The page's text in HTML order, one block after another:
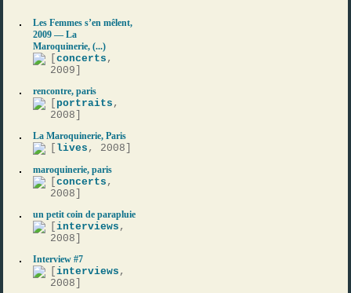
Les Femmes s’en mêlent,
2009 — La
Maroquinerie, (...)
[concerts ,
2009]
rencontre, paris
portraits ,
2008]
La Maroquinerie, Paris
lives , 2008]
maroquinerie, paris
[concerts ,
2008]
un petit coin de parapluie
[interviews ,
2008]
Interview #7
[interviews ,
2008]